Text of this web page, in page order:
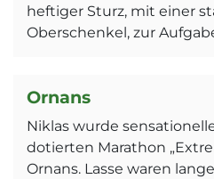
heftiger Sturz, mit einer
Oberschenkel, zur
Ornans
Niklas wurde
dotierten Marathon
Ornans. Lasse waren